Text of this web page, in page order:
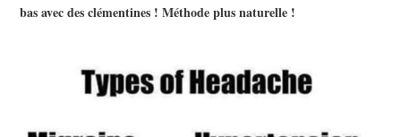
bas avec des clémentines ! Méthode plus naturelle !